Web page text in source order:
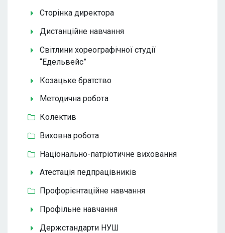
Сторінка директора
Дистанційне навчання
Світлини хореографічної студії
“Едельвейс”
Козацьке братство
Методична робота
Колектив
Виховна робота
Національно-патріотичне виховання
Атестація педпрацівників
Профорієнтаційне навчання
Профільне навчання
Держстандарти НУШ